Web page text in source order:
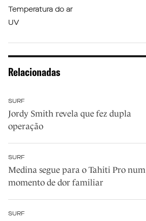
Temperatura do ar
UV
Relacionadas
SURF
Jordy Smith revela que fez dupla
operação
SURF
Medina segue para o Tahiti Pro num
momento de dor familiar
SURF